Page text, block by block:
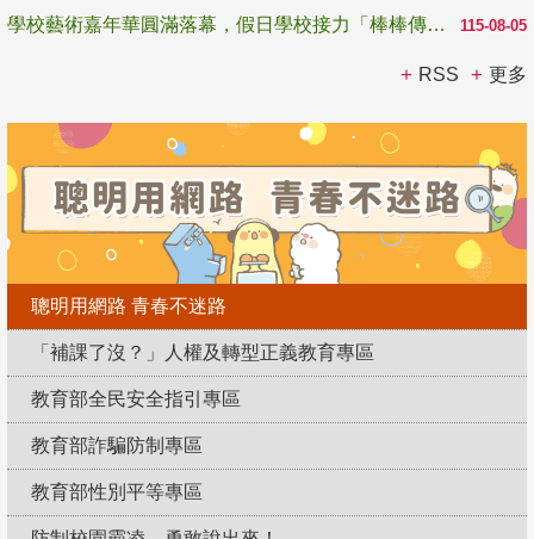
115-08-05
學校藝術嘉年華圓滿落幕，假日學校接力「棒棒傳美感」
RSS 更多
聰明用網路 青春不迷路
「補課了沒？」人權及轉型正義教育專區
教育部全民安全指引專區
教育部詐騙防制專區
教育部性別平等專區